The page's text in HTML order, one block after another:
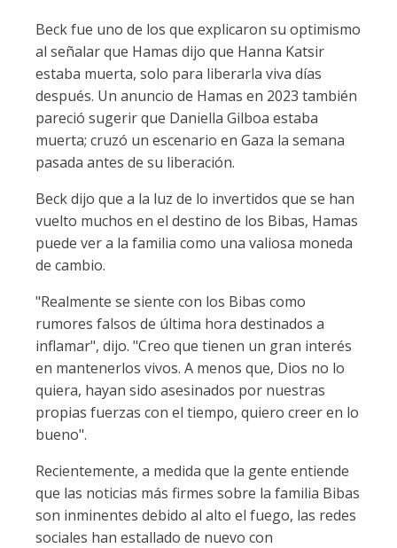
Beck fue uno de los que explicaron su optimismo
al señalar que Hamas dijo que Hanna Katsir
estaba muerta, solo para liberarla viva días
después. Un anuncio de Hamas en 2023 también
pareció sugerir que Daniella Gilboa estaba
muerta; cruzó un escenario en Gaza la semana
pasada antes de su liberación.
Beck dijo que a la luz de lo invertidos que se han
vuelto muchos en el destino de los Bibas, Hamas
puede ver a la familia como una valiosa moneda
de cambio.
"Realmente se siente con los Bibas como
rumores falsos de última hora destinados a
inflamar", dijo. "Creo que tienen un gran interés
en mantenerlos vivos. A menos que, Dios no lo
quiera, hayan sido asesinados por nuestras
propias fuerzas con el tiempo, quiero creer en lo
bueno".
Recientemente, a medida que la gente entiende
que las noticias más firmes sobre la familia Bibas
son inminentes debido al alto el fuego, las redes
sociales han estallado de nuevo con